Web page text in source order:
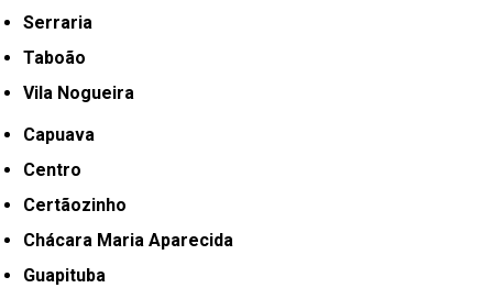
Serraria
Taboão
Vila Nogueira
Capuava
Centro
Certãozinho
Chácara Maria Aparecida
Guapituba